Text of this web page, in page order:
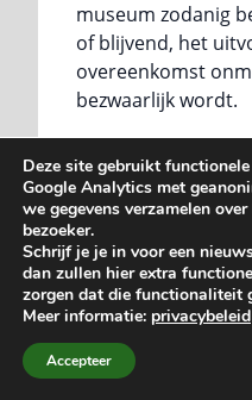
museum zodanig
of blijvend, het
overeenkomst
bezwaarlijk wordt.
Artikel 6.2
Onder zodanige
mede verstaan
personen en/of
instellingen
maakt bij het
voor voornoemden
Deze site gebruikt
Google Analytics met
we gegevens verzamelen
bezoeker.
Schrijf je je in voor een
dan zullen hier extra
zorgen dat die functionaliteit
Meer informatie: privacybeleid
Accepteer